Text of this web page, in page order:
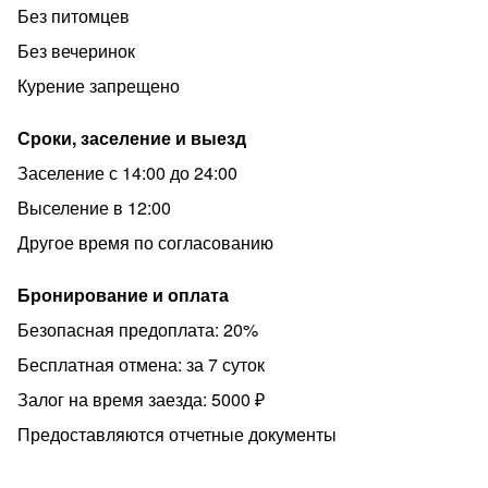
Без питомцев
Без вечеринок
Курение запрещено
Сроки, заселение и выезд
Заселение с 14:00 до 24:00
Выселение в 12:00
Другое время по согласованию
Бронирование и оплата
Безопасная предоплата: 20%
Бесплатная отмена: за 7 суток
Залог на время заезда: 5000 ₽
Предоставляются отчетные документы